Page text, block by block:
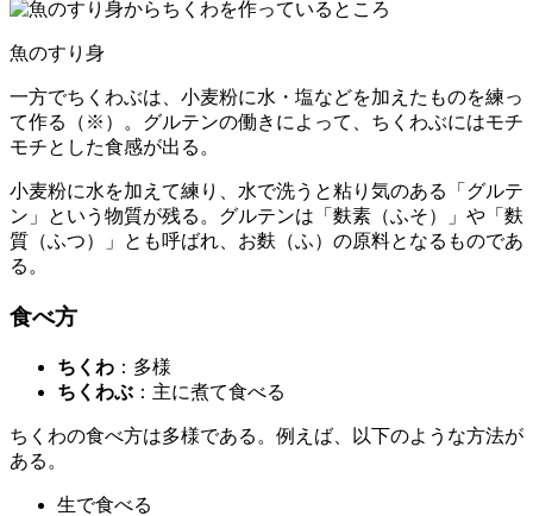
魚のすり身
一方でちくわぶは、 小麦粉に水・塩などを加えたものを練っ
て作る（※）。グルテンの働きによって、ちくわぶにはモチ
モチとした食感が出る。
小麦粉に水を加えて練り、水で洗うと粘り気のある「グルテ
ン」という物質が残る。グルテンは「麩素（ふそ）」や「麩
質（ふつ）」とも呼ばれ、お麩（ふ）の原料となるものであ
る。
食べ方
ちくわ ：多様
ちくわぶ ：主に煮て食べる
ちくわの食べ方は多様である。例えば、以下のような方法が
ある。
生で食べる